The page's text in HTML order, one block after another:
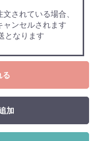
されている場合、
ャンセルされます
となります
る
加